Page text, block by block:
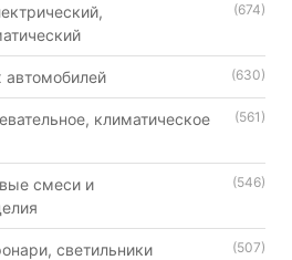
(674)
автомобилей (630)
климатическое
(561)
смеси и
(546)
светильники (507)